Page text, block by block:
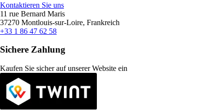
Kontaktieren Sie uns
11 rue Bernard Maris
37270 Montlouis-sur-Loire, Frankreich
+33 1 86 47 62 58
Sichere Zahlung
Kaufen Sie sicher auf unserer Website ein